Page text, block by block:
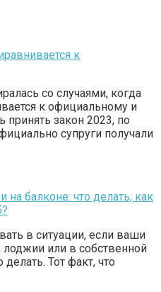
к
со случаями, когда
к официальному и
принять закон 2023, по
супруги получали
на балконе: что делать, как
в ситуации, если ваши
лоджии или в собственной
делать. Тот факт, что